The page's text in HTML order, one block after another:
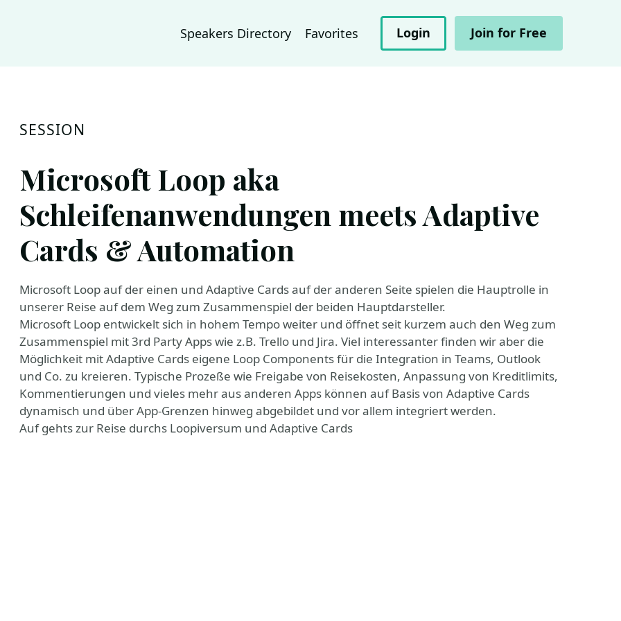
Speakers Directory Favorites Login Join for Free
SESSION
Microsoft Loop aka
Schleifenanwendungen meets Adaptive
Cards & Automation
Microsoft Loop auf der einen und Adaptive Cards auf der anderen Seite spielen die Hauptrolle in
unserer Reise auf dem Weg zum Zusammenspiel der beiden Hauptdarsteller.
Microsoft Loop entwickelt sich in hohem Tempo weiter und öffnet seit kurzem auch den Weg zum
Zusammenspiel mit 3rd Party Apps wie z.B. Trello und Jira. Viel interessanter finden wir aber die
Möglichkeit mit Adaptive Cards eigene Loop Components für die Integration in Teams, Outlook
und Co. zu kreieren. Typische Prozeße wie Freigabe von Reisekosten, Anpassung von Kreditlimits,
Kommentierungen und vieles mehr aus anderen Apps können auf Basis von Adaptive Cards
dynamisch und über App-Grenzen hinweg abgebildet und vor allem integriert werden.
Auf gehts zur Reise durchs Loopiversum und Adaptive Cards